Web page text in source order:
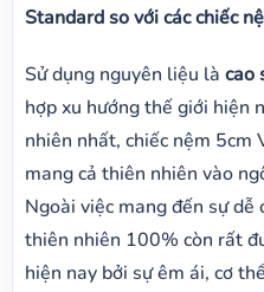
Standard so với các chiếc
Sử dụng nguyên liệu là cao
hợp xu hướng thế giới hiện
nhiên nhất, chiếc nệm 5cm
mang cả thiên nhiên vào
Ngoài việc mang đến sự dễ
thiên nhiên 100% còn rất
hiện nay bởi sự êm ái, cơ